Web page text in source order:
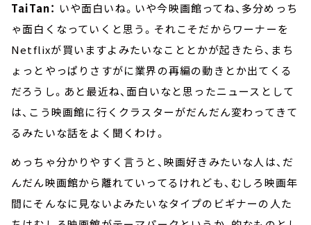
TaiTan： いや面白いね。いや今映画館ってね、多分めっち
ゃ面白くなっていくと思う。それこそだからワーナーを
Netflixが買いますよみたいなこととかが起きたら、まち
ょっとやっぱりさすがに業界の再編の動きとか出てくる
だろうし。あと最近ね、面白いなと思ったニュースとして
は、こう映画館に行くクラスターがだんだん変わってきて
るみたいな話をよく聞くわけ。
めっちゃ分かりやすく言うと、映画好きみたいな人は、だ
んだん映画館から離れていってるけれども、むしろ映画年
間にそんなに見ないよみたいなタイプのビギナーの人た